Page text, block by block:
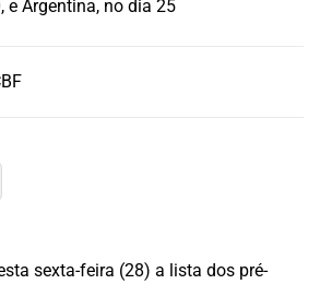
e Argentina, no dia 25
sexta-feira (28) a lista dos pré-